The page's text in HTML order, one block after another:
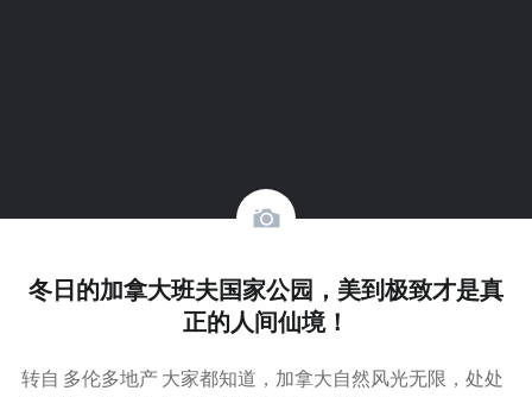
冬日的加拿大班夫国家公园，美到极致才是真
正的人间仙境！
转自 多伦多地产 大家都知道，加拿大自然风光无限，处处